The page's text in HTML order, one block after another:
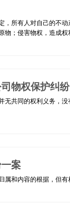
，所有人对自己的不
物；侵害物权，造成
物权保护纠
无共同的权利义务，
案
属和内容的根据，但